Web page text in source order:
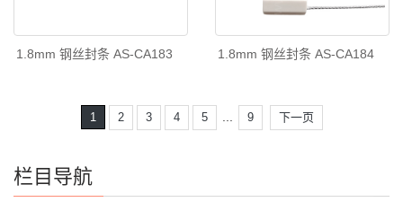
1.8mm 钢丝封条 AS-CA183 1.8mm 钢丝封条 AS-CA184
1 2 3 4 5 9 下一页
栏目导航